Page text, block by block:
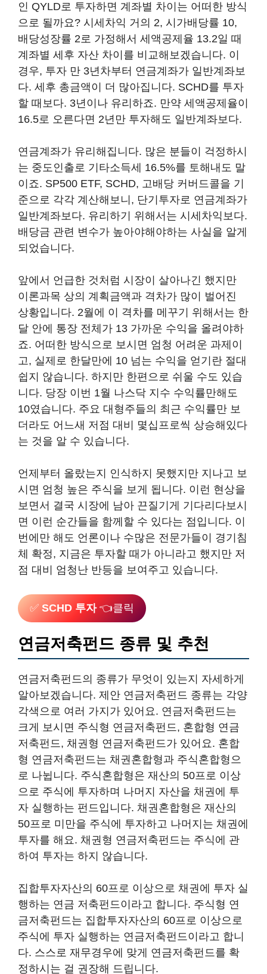
인 QYLD로 투자하면 계좌별 차이는 어떠한 방식
으로 될까요? 시세차익 거의 2, 시가배당률 10,
배당성장률 2로 가정해서 세액공제율 13.2일 때
계좌별 세후 자산 차이를 비교해보겠습니다. 이
경우, 투자 만 3년차부터 연금계좌가 일반계좌보
다. 세후 총금액이 더 많아집니다. SCHD를 투자
할 때보다. 3년이나 유리하죠. 만약 세액공제율이
16.5로 오른다면 2년만 투자해도 일반계좌보다.
연금계좌가 유리해집니다. 많은 분들이 걱정하시
는 중도인출로 기타소득세 16.5%를 토해내도 말
이죠. SP500 ETF, SCHD, 고배당 커버드콜을 기
준으로 각각 계산해보니, 단기투자로 연금계좌가
일반계좌보다. 유리하기 위해서는 시세차익보다.
배당금 관련 변수가 높아야해야하는 사실을 알게
되었습니다.
앞에서 언급한 것처럼 시장이 살아나긴 했지만
이론과목 상의 계획금액과 격차가 많이 벌어진
상황입니다. 2월에 이 격차를 메꾸기 위해서는 한
달 안에 통장 전체가 13 가까운 수익을 올려야하
죠. 어떠한 방식으로 보시면 엄청 어려운 과제이
고, 실제로 한달만에 10 넘는 수익을 얻기란 절대
쉽지 않습니다. 하지만 한편으로 쉬울 수도 있습
니다. 당장 이번 1월 나스닥 지수 수익률만해도
10였습니다. 주요 대형주들의 최근 수익률만 보
더라도 어느새 저점 대비 몇십프로씩 상승해있다
는 것을 알 수 있습니다.
언제부터 올랐는지 인식하지 못했지만 지나고 보
시면 엄청 높은 주식을 보게 됩니다. 이런 현상을
보면서 결국 시장에 남아 끈질기게 기다리다보시
면 이런 순간들을 함께할 수 있다는 점입니다. 이
번에만 해도 언론이나 수많은 전문가들이 경기침
체 확정, 지금은 투자할 때가 아니라고 했지만 저
점 대비 엄청난 반등을 보여주고 있습니다.
✅ SCHD 투자👈클릭
연금저축펀드 종류 및 추천
연금저축펀드의 종류가 무엇이 있는지 자세하게
알아보겠습니다. 제안 연금저축펀드 종류는 각양
각색으로 여러 가지가 있어요. 연금저축펀드는
크게 보시면 주식형 연금저축펀드, 혼합형 연금
저축펀드, 채권형 연금저축펀드가 있어요. 혼합
형 연금저축펀드는 채권혼합형과 주식혼합형으
로 나뉩니다. 주식혼합형은 재산의 50프로 이상
으로 주식에 투자하며 나머지 자산을 채권에 투
자 실행하는 펀드입니다. 채권혼합형은 재산의
50프로 미만을 주식에 투자하고 나머지는 채권에
투자를 해요. 채권형 연금저축펀드는 주식에 관
하여 투자는 하지 않습니다.
집합투자자산의 60프로 이상으로 채권에 투자 실
행하는 연금 저축펀드이라고 합니다. 주식형 연
금저축펀드는 집합투자자산의 60프로 이상으로
주식에 투자 실행하는 연금저축펀드이라고 합니
다. 스스로 재무경우에 맞게 연금저축펀드를 확
정하시는 걸 권장해 드립니다.